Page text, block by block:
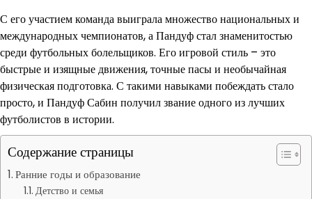
С его участием команда выиграла множество национальных и
международных чемпионатов, а Пандуф стал знаменитостью
среди футбольных болельщиков. Его игровой стиль – это
быстрые и изящные движения, точные пасы и необычайная
физическая подготовка. С такими навыками побеждать стало
просто, и Пандуф Сабин получил звание одного из лучших
футболистов в истории.
Содержание страницы
Ранние годы и образование
Детство и семья